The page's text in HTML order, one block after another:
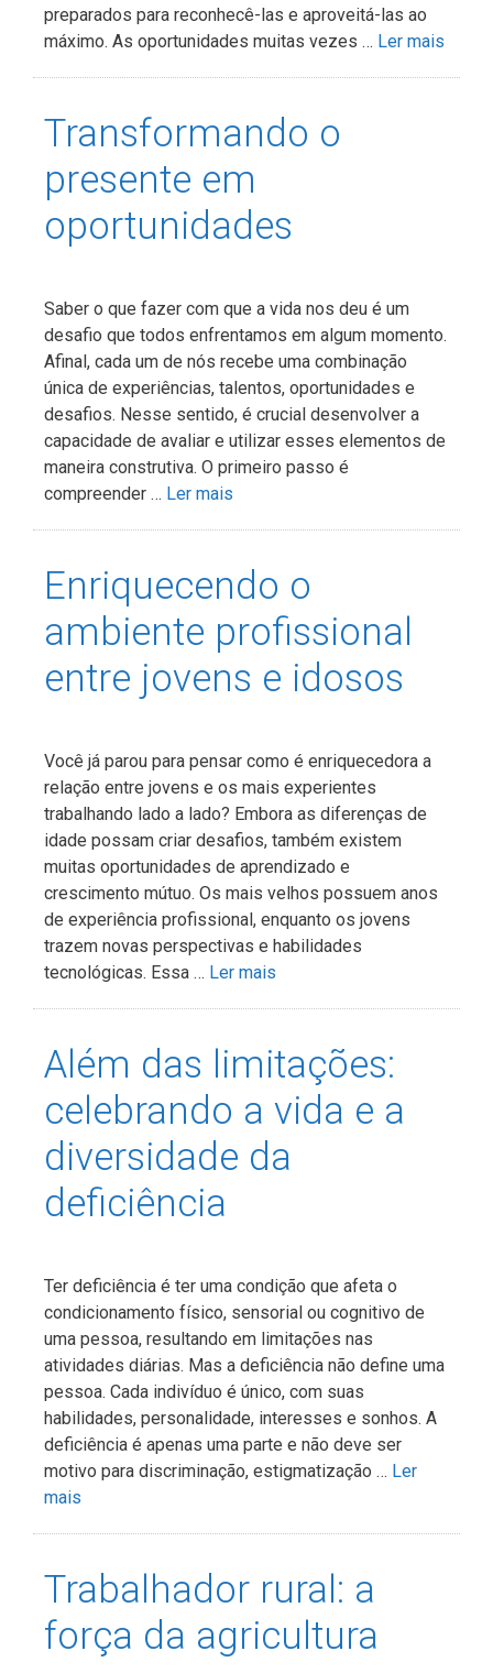
preparados para reconhecê-las e aproveitá-las ao
máximo. As oportunidades muitas vezes … Ler mais
Transformando o
presente em
oportunidades
Saber o que fazer com que a vida nos deu é um
desafio que todos enfrentamos em algum momento.
Afinal, cada um de nós recebe uma combinação
única de experiências, talentos, oportunidades e
desafios. Nesse sentido, é crucial desenvolver a
capacidade de avaliar e utilizar esses elementos de
maneira construtiva. O primeiro passo é
compreender … Ler mais
Enriquecendo o
ambiente profissional
entre jovens e idosos
Você já parou para pensar como é enriquecedora a
relação entre jovens e os mais experientes
trabalhando lado a lado? Embora as diferenças de
idade possam criar desafios, também existem
muitas oportunidades de aprendizado e
crescimento mútuo. Os mais velhos possuem anos
de experiência profissional, enquanto os jovens
trazem novas perspectivas e habilidades
tecnológicas. Essa … Ler mais
Além das limitações:
celebrando a vida e a
diversidade da
deficiência
Ter deficiência é ter uma condição que afeta o
condicionamento físico, sensorial ou cognitivo de
uma pessoa, resultando em limitações nas
atividades diárias. Mas a deficiência não define uma
pessoa. Cada indivíduo é único, com suas
habilidades, personalidade, interesses e sonhos. A
deficiência é apenas uma parte e não deve ser
motivo para discriminação, estigmatização … Ler
mais
Trabalhador rural: a
força da agricultura